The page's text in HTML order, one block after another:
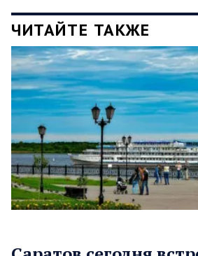
ЧИТАЙТЕ ТАКЖЕ